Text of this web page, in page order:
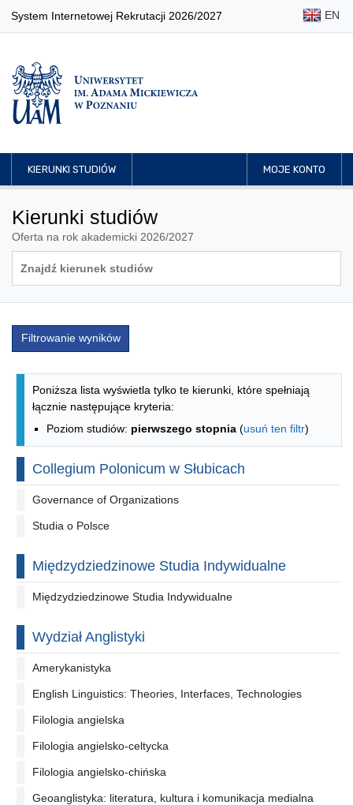
System Internetowej Rekrutacji 2026/2027 EN
KIERUNKI STUDIÓW MOJE KONTO
Kierunki studiów
Oferta na rok akademicki 2026/2027
Filtrowanie wyników
Lista kierunków - spis według
Poniższa lista wyświetla tylko te kierunki, które spełniają
łącznie następujące kryteria:
Poziom studiów: pierwszego stopnia (usuń ten filtr)
Collegium Polonicum w Słubicach
Governance of Organizations
Studia o Polsce
Międzydziedzinowe Studia Indywidualne
Międzydziedzinowe Studia Indywidualne
Wydział Anglistyki
Amerykanistyka
English Linguistics: Theories, Interfaces, Technologies
Filologia angielska
Filologia angielsko-celtycka
Filologia angielsko-chińska
Geoanglistyka: literatura, kultura i komunikacja medialna